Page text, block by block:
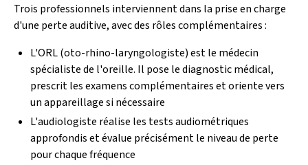
Trois professionnels interviennent dans la prise en charge
d'une perte auditive, avec des rôles complémentaires :
L'ORL (oto-rhino-laryngologiste) est le médecin
spécialiste de l'oreille. Il pose le diagnostic médical,
prescrit les examens complémentaires et oriente vers
un appareillage si nécessaire
L'audiologiste réalise les tests audiométriques
approfondis et évalue précisément le niveau de perte
pour chaque fréquence